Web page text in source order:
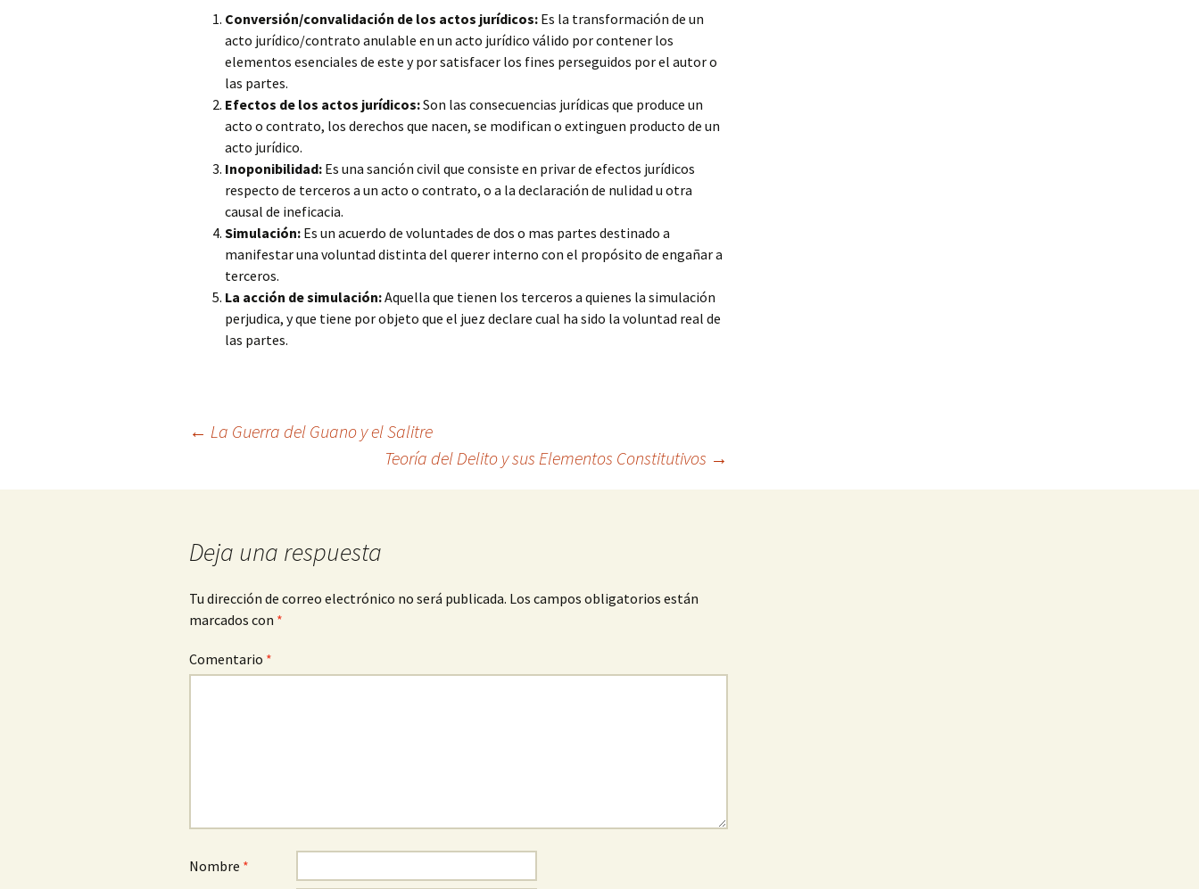
Conversión/convalidación de los actos jurídicos: Es la transformación de un
acto jurídico/contrato anulable en un acto jurídico válido por contener los
elementos esenciales de este y por satisfacer los fines perseguidos por el autor o
las partes.
Efectos de los actos jurídicos:Son las consecuencias jurídicas que produce un
acto o contrato, los derechos que nacen, se modifican o extinguen producto de un
acto jurídico.
Inoponibilidad: Es una sanción civil que consiste en privar de efectos jurídicos
respecto de terceros a un acto o contrato, o a la declaración de nulidad u otra
causal de ineficacia.
Simulación: Es un acuerdo de voluntades de dos o mas partes destinado a
manifestar una voluntad distinta del querer interno con el propósito de engañar a
terceros.
La acción de simulación:Aquella que tienen los terceros a quienes la simulación
perjudica, y que tiene por objeto que el juez declare cual ha sido la voluntad real de
las partes.
Navegación
de
← La Guerra del Guano y el Salitre
Teoría del Delito y sus Elementos Constitutivos →
Deja una respuesta
Tu dirección de correo electrónico no será publicada. Los campos obligatorios están
marcados con *
Comentario *
Nombre *